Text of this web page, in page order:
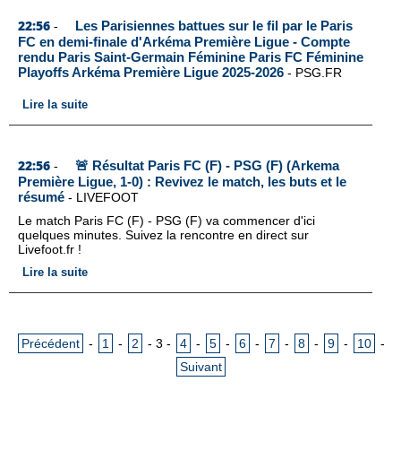
22:56 -
Les Parisiennes battues sur le fil par le Paris
FC en demi-finale d'Arkéma Première Ligue - Compte
rendu Paris Saint-Germain Féminine Paris FC Féminine
Playoffs Arkéma Première Ligue 2025-2026 - PSG.FR
Lire la suite
22:56 -
🚨 Résultat Paris FC (F) - PSG (F) (Arkema
Première Ligue, 1-0) : Revivez le match, les buts et le
résumé - LIVEFOOT
Le match Paris FC (F) - PSG (F) va commencer d'ici
quelques minutes. Suivez la rencontre en direct sur
Livefoot.fr !
Lire la suite
Précédent - 1 - 2 - 3 - 4 - 5 - 6 - 7 - 8 - 9 - 10
-
Suivant